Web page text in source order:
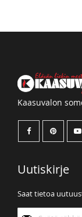
Kaasuvalon
Uutiskirje
Saat tietoa